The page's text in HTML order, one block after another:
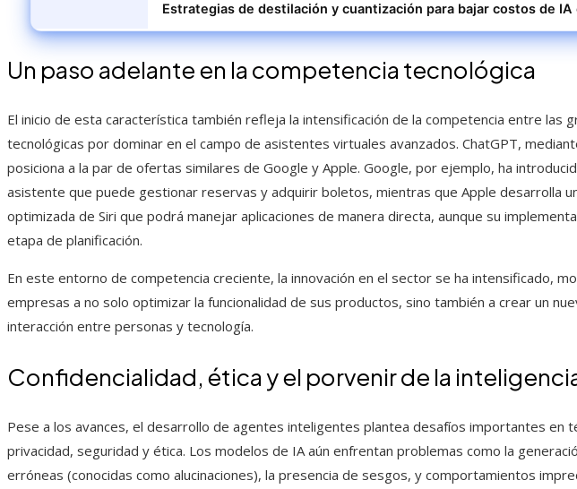
Estrategias de destilación y cuantización para bajar costos de IA
Un paso adelante en la competencia tecnológica
El inicio de esta característica también refleja la intensificación de la competencia entre las
tecnológicas por dominar en el campo de asistentes virtuales avanzados. ChatGPT,
posiciona a la par de ofertas similares de Google y Apple. Google, por ejemplo, ha
asistente que puede gestionar reservas y adquirir boletos, mientras que Apple desarrolla
optimizada de Siri que podrá manejar aplicaciones de manera directa, aunque su
etapa de planificación.
En este entorno de competencia creciente, la innovación en el sector se ha intensificado,
empresas a no solo optimizar la funcionalidad de sus productos, sino también a crear un
interacción entre personas y tecnología.
Confidencialidad, ética y el porvenir de la
Pese a los avances, el desarrollo de agentes inteligentes plantea desafíos importantes en
privacidad, seguridad y ética. Los modelos de IA aún enfrentan problemas como la
erróneas (conocidas como alucinaciones), la presencia de sesgos, y comportamientos